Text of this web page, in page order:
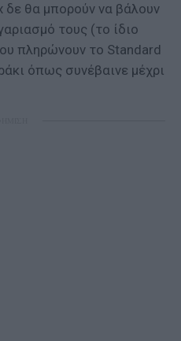
θα μπορούν να βάλουν
τους (το ίδιο
πληρώνουν το Standard
όπως συνέβαινε μέχρι